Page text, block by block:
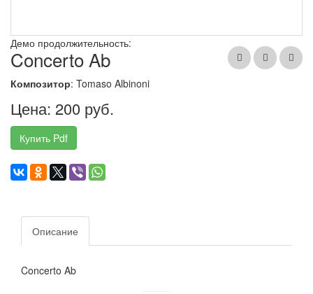
Демо продолжительность:
Concerto Ab
Композитор: Tomaso Albinoni
Цена: 200 руб.
Купить Pdf
Описание
Concerto Ab